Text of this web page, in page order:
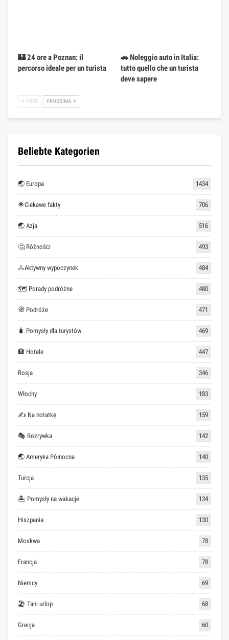
🏰 24 ore a Poznan: il
percorso ideale per un turista
🚗 Noleggio auto in Italia:
tutto quello che un turista
deve sapere
PREV PROSSIMA
Beliebte Kategorien
🌏 Europa 1434
🌟Ciekawe fakty 706
🌏 Azja 516
🤔 Różności 493
🚴Aktywny wypoczynek 484
🗺 Porady podróżne 480
🧭 Podróże 471
🧳 Pomysły dla turystów 469
🏨 Hotele 447
Rosja 346
Włochy 183
✍ Na notatkę 159
🎭 Rozrywka 142
🌏 Ameryka Północna 140
Turcja 135
🏝 Pomysły na wakacje 134
Hiszpania 130
Moskwa 78
Francja 78
Niemcy 69
🏖 Tani urlop 68
Grecja 60